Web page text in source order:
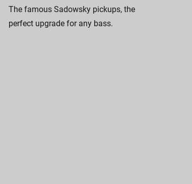
The famous Sadowsky pickups, the
perfect upgrade for any bass.